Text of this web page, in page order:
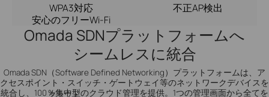
WPA3対応
安心のフリーWi-Fi
不正AP検出
Omada SDNプラットフォームへ
シームレスに統合
Omada SDN（Software Defined Networking）プラットフォームは、ア
クセスポイント・スイッチ・ゲートウェイ等のネットワークデバイスを
統合し、100％集中型のクラウド管理を提供。1つの管理画面から全てを
クラウド